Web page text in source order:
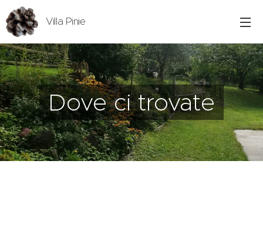
Villa Pinie
Dove ci trovate